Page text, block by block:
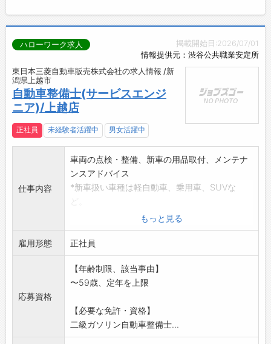
掲載開始日:2026/07/01
情報提供元：渋谷公共職業安定所
ハローワーク求人
東日本三菱自動車販売株式会社の求人情報 /新
潟県上越市
自動車整備士(サービスエンジ
ニア)/上越店
正社員 未経験者活躍中 男女活躍中
仕事内容
車両の点検・整備、新車の用品取付、メンテナ
ンスアドバイス
*新車扱い車種は軽自動車、乗用車、SUVな
ガソリン、ディーゼル、PHEV、そしてEVに
至るまで、
自動車の最新技術を全て扱っているので、将
来に役立つ整備技術
を全て習得出来ます。
*当社ホームページ リクルートサイトを是非ご
https://www.east-mitsubishi-
motor-sales.com/recruit/
もっと見る
雇用形態 正社員
応募資格
【年齢制限、該当事由】
〜59歳、定年を上限
【必要な免許・資格】
二級ガソリン自動車整備士...